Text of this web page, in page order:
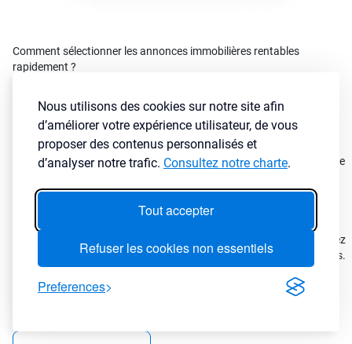
Nous utilisons des cookies sur notre site afin
d’améliorer votre expérience utilisateur, de vous
proposer des contenus personnalisés et
d’analyser notre trafic. Consultez notre charte.
Tout accepter
Refuser les cookies non essentiels
Preferences
Comment sélectionner les annonces immobilières rentables
rapidement ?
Notre moteur de recherche immobilier vous permet de cibler
rapidement les meilleures opportunités grâce à des filtres puissants
et précis pensé par des investisseurs pour des investisseurs
En tant que véritableagrégateur d’annonces immo, LyBox centralise
consulter une à une.
Affinez vos résultats avec plus de 30 critères disponibles pour filtrer
par ville, prix, rendement, cash-flow, type de bien ou surface et laissez
notre agrégateur immobilier détecter les annonces les plus rentables.